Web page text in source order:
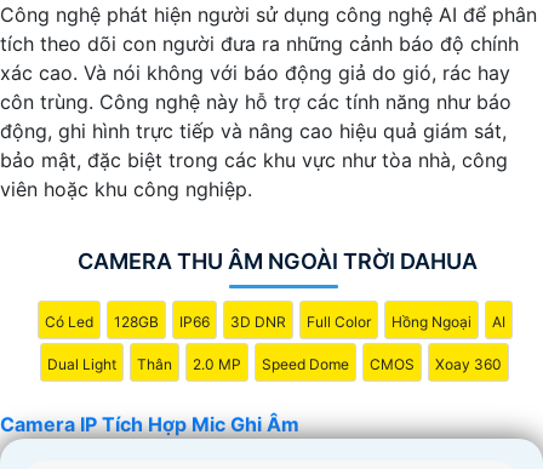
hiệu quả trong việc bảo vệ và giám sát tài sản. Đánh thức
mọi giác quan với camera thông minh này, đồng hành
đáng tin cậy để bảo vệ ngôi nhà và doanh nghiệp của
bạn."
'
Công nghệ phát hiện người sử dụng công nghệ AI để phân
tích theo dõi con người đưa ra những cảnh báo độ chính
xác cao. Và nói không với báo động giả do gió, rác hay
côn trùng. Công nghệ này hỗ trợ các tính năng như báo
động, ghi hình trực tiếp và nâng cao hiệu quả giám sát,
bảo mật, đặc biệt trong các khu vực như tòa nhà, công
viên hoặc khu công nghiệp.
CAMERA THU ÂM NGOÀI TRỜI DAHUA
Có Led 128GB IP66 3D DNR Full Color Hồng Ngoại AI
Dual Light Thân 2.0 MP Speed Dome CMOS Xoay 360
Camera IP Tích Hợp Mic Ghi Âm